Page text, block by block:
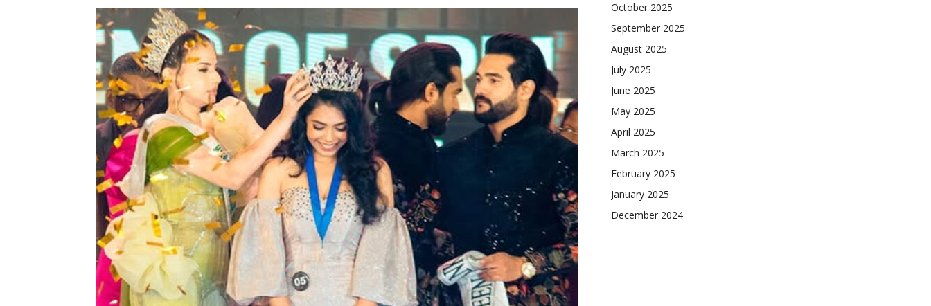
October 2025
September 2025
August 2025
July 2025
June 2025
May 2025
April 2025
March 2025
February 2025
January 2025
December 2024